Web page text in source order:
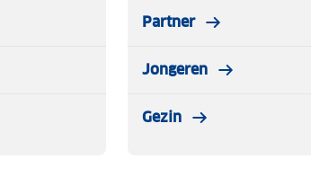
Partner
Jongeren
Gezin